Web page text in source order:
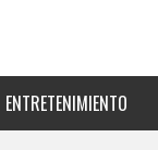
ENTRETENIMIENTO